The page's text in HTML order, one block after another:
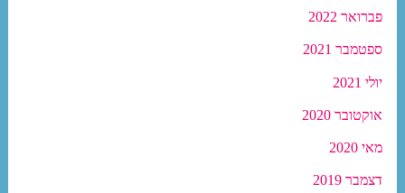
פברואר 2022
ספטמבר 2021
יולי 2021
אוקטובר 2020
מאי 2020
דצמבר 2019